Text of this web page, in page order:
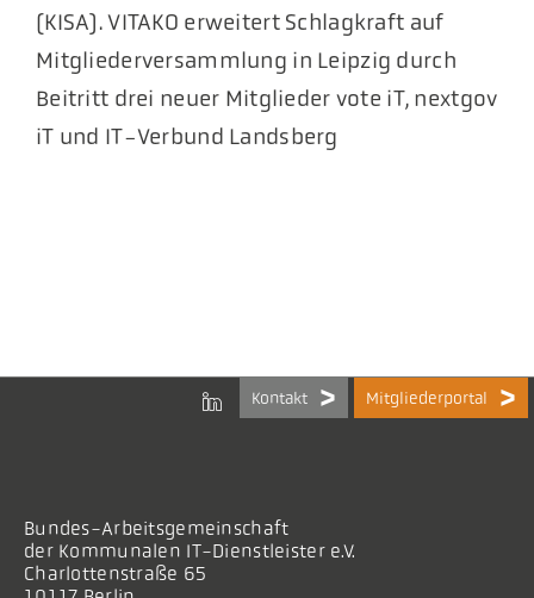
(KISA). VITAKO erweitert Schlagkraft auf
Mitgliederversammlung in Leipzig durch
Beitritt drei neuer Mitglieder vote iT, nextgov
iT und IT-Verbund Landsberg
Kontakt Mitgliederportal
Bundes-Arbeitsgemeinschaft
der Kommunalen IT-Dienstleister e.V.
Charlottenstraße 65